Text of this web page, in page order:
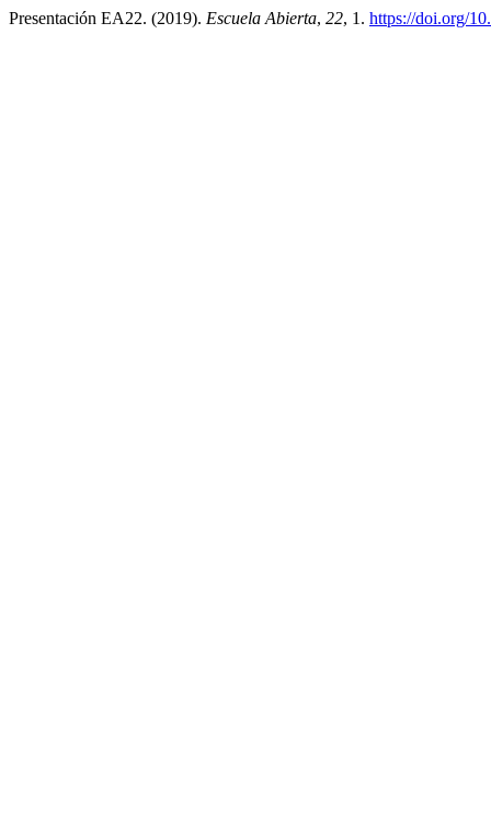
Presentación EA22. (2019). Escuela Abierta, 22, 1. https://doi.org/